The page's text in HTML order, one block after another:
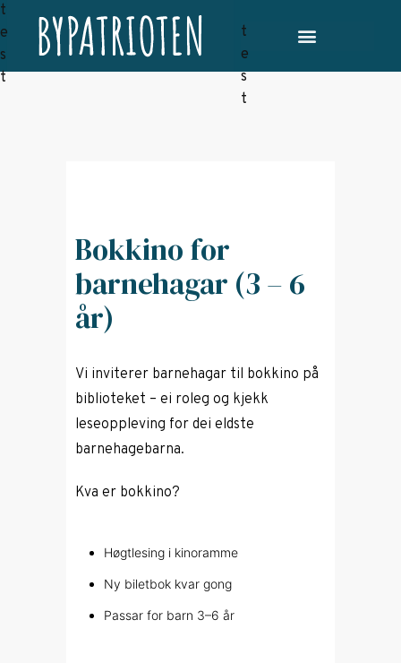
Bokkino for
barnehagar (3 – 6
år)
Vi inviterer barnehagar til bokkino på
biblioteket – ei roleg og kjekk
leseoppleving for dei eldste
barnehagebarna.
Kva er bokkino?
Høgtlesing i kinoramme
Ny biletbok kvar gong
Passar for barn 3–6 år